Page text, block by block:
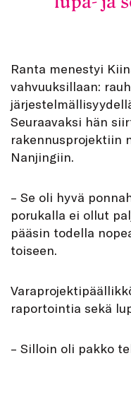
Ranta menestyi
vahvuuksillaan:
Seuraavaksi hän
rakennusprojektiin
Nanjingiin.
– Se oli hyvä
porukalla ei ollut
pääsin todella
toiseen.
raportointia sekä
– Silloin oli pakko